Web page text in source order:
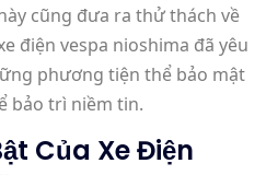
cũng đưa ra thử thách về
điện vespa nioshima đã yêu
phương tiện thể bảo mật
bảo trì niềm tin.
Của Xe Điện